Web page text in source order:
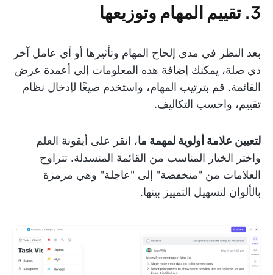
3. تقييم المهام وتوزيعها
بعد النظر في مدى إلحاح المهام وتأثيرها أو أي عامل آخر
ذي صلة، يمكنك إضافة هذه المعلومات إلى أعمدة عرض
القائمة. قم بترتيب المهام، واستخدم صيغًا لإدخال نظام
تقييم، واحسب التكاليف.
لتعيين علامة أولوية لمهمة ما، انقر على أيقونة العلم
واختر الخيار المناسب من القائمة المنسدلة. تتراوح
العلامات من "منخفضة" إلى "عاجلة" وهي مرمزة
بالألوان لتسهيل التمييز بينها.